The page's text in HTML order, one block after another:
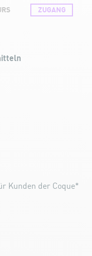
ZUGANG
Kunden der Coque*